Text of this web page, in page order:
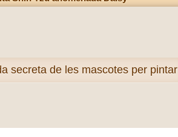
secreta de les mascotes per pintar